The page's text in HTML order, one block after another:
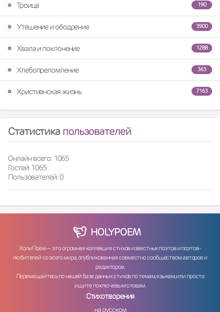
190
Троица
3900
Утешение и ободрение
1288
Хвала и поклонение
363
Хлебопреломление
7163
Христианская жизнь
Статистика пользователей
Онлайн всего: 1065
Гостей: 1065
Пользователей: 0
HOLYPOEM
ХолиПоем — это огромная коллекция стихов известных поэтов и поэтов-
любителей со всего мира, опубликованная совместно сообществом авторов и
редакторов.
Перемещайтесь по нашей базе данных стихов по темам, языкам, или просто
ищите по ключевым словам.
Стихотворения
на русском